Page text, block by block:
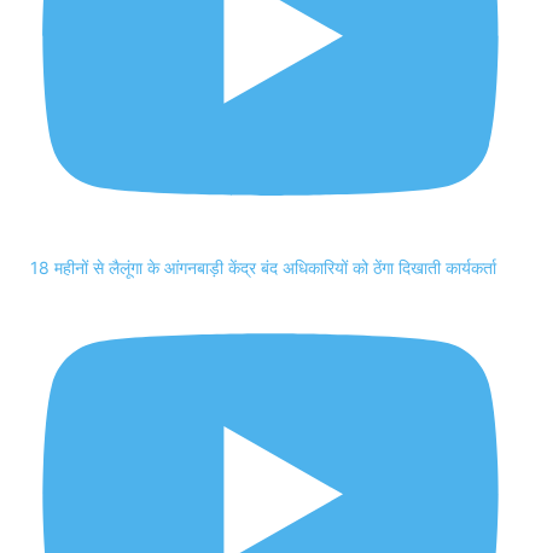
18 महीनों से लैलूंगा के आंगनबाड़ी केंद्र बंद अधिकारियों को ठेंगा दिखाती कार्यकर्ता